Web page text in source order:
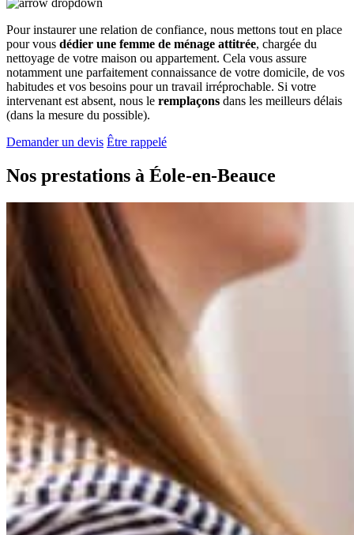
Pour instaurer une relation de confiance, nous mettons tout en place
pour vous dédier une femme de ménage attitrée, chargée du
nettoyage de votre maison ou appartement. Cela vous assure
notamment une parfaitement connaissance de votre domicile, de vos
habitudes et vos besoins pour un travail irréprochable. Si votre
intervenant est absent, nous le remplaçons dans les meilleurs délais
(dans la mesure du possible).
Demander un devis Être rappelé
Nos prestations à Éole-en-Beauce